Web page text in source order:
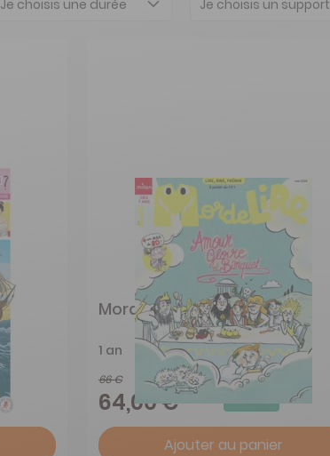
Je choisis une durée Je choisis un support
Mordelire
1 an
66 €
64,00 € -3%
Ajouter au panier